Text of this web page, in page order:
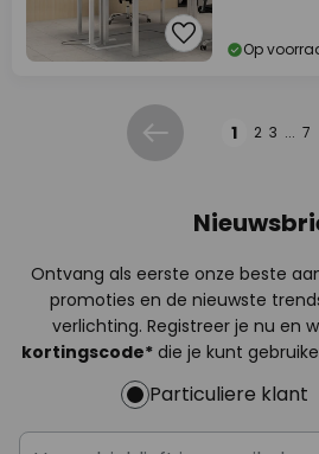
Op
Vorige 1 2 3 ... 7
Ontvang als eerste onze beste
promoties en de nieuwste
verlichting. Registreer je nu en
kortingscode*die je kunt
Particuliere klant